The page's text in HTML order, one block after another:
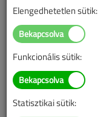
Lapszám:
Elengedhetetlen sütik:
Funkcionális sütik:
Statisztikai sütik: